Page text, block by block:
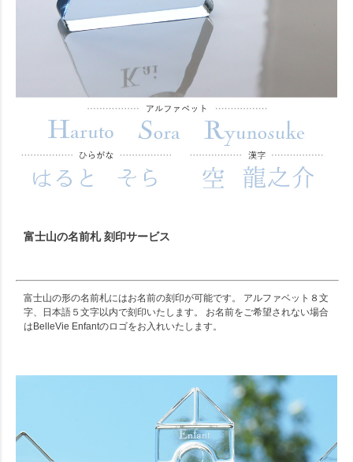
富士山の名前札 刻印サービス
富士山の形の名前札にはお名前の刻印が可能です。 アルファベット８文
字、日本語５文字以内で刻印いたします。 お名前をご希望されない場合
はBelleVie Enfantのロゴをお入れいたします。